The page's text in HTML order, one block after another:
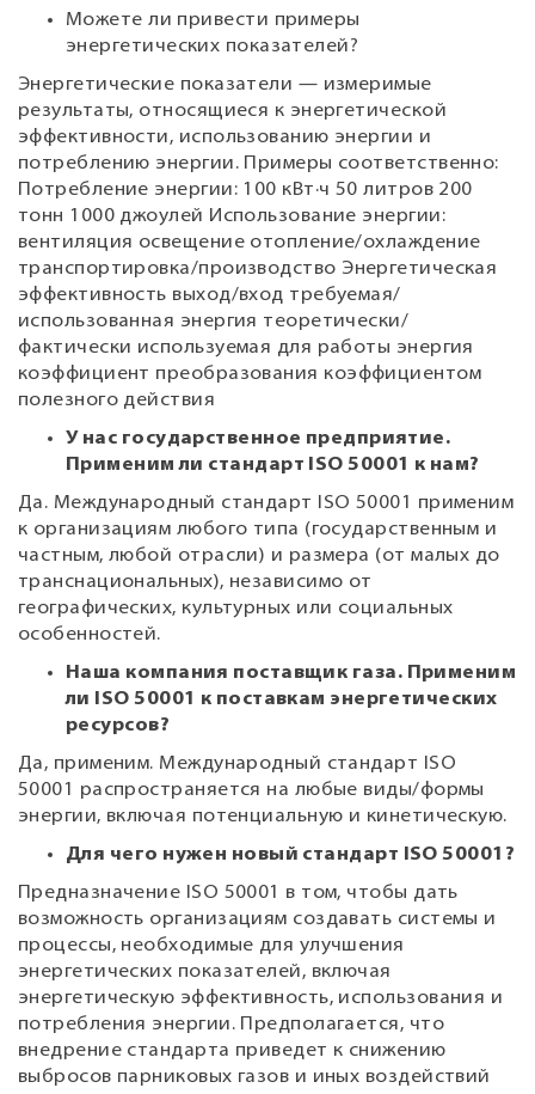
Можете ли привести примеры
энергетических показателей?
Энергетические показатели — измеримые
результаты, относящиеся к энергетической
эффективности, использованию энергии и
потреблению энергии. Примеры соответственно:
Потребление энергии: 100 кВт·ч 50 литров 200
тонн 1000 джоулей Использование энергии:
вентиляция освещение отопление/охлаждение
транспортировка/производство Энергетическая
эффективность выход/вход требуемая/
использованная энергия теоретически/
фактически используемая для работы энергия
коэффициент преобразования коэффициентом
полезного действия
У нас государственное предприятие.
Применим ли стандарт ISO 50001 к нам?
Да. Международный стандарт ISO 50001 применим
к организациям любого типа (государственным и
частным, любой отрасли) и размера (от малых до
транснациональных), независимо от
географических, культурных или социальных
особенностей.
Наша компания поставщик газа. Применим
ли ISO 50001 к поставкам энергетических
ресурсов?
Да, применим. Международный стандарт ISO
50001 распространяется на любые виды/формы
энергии, включая потенциальную и кинетическую.
Для чего нужен новый стандарт ISO 50001?
Предназначение ISO 50001 в том, чтобы дать
возможность организациям создавать системы и
процессы, необходимые для улучшения
энергетических показателей, включая
энергетическую эффективность, использования и
потребления энергии. Предполагается, что
внедрение стандарта приведет к снижению
выбросов парниковых газов и иных воздействий